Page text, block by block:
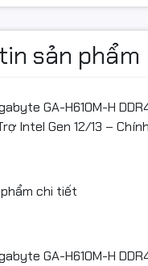
sản phẩm
GA-H610M-H
Intel Gen 12/13 –
chi tiết
GA-H610M-H
#GAH610MH
#MainboardGiaTot